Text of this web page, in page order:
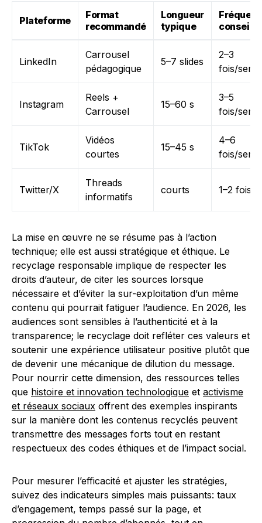
Plateforme
Format
recommandé
Longueur
typique
LinkedIn
Carrousel
pédagogique
5–7 slides
2–3
fois/
Instagram
Reels +
Carrousel
15–60 s
3–5
fois/
TikTok
Vidéos
courtes
15–45 s
4–6
fois/
Twitter/X
Threads
informatifs
courts 1–2 fois/
La mise en œuvre ne se résume pas à l’action
technique; elle est aussi stratégique et éthique. Le
recyclage responsable implique de respecter les
droits d’auteur, de citer les sources lorsque
nécessaire et d’éviter la sur-exploitation d’un même
contenu qui pourrait fatiguer l’audience. En 2026, les
audiences sont sensibles à l’authenticité et à la
transparence; le recyclage doit refléter ces valeurs et
soutenir une expérience utilisateur positive plutôt que
de devenir une mécanique de dilution du message.
Pour nourrir cette dimension, des ressources telles
que histoire et innovation technologique et activisme
et réseaux sociaux offrent des exemples inspirants
sur la manière dont les contenus recyclés peuvent
transmettre des messages forts tout en restant
respectueux des codes éthiques et de l’impact social.
Pour mesurer l’efficacité et ajuster les stratégies,
suivez des indicateurs simples mais puissants: taux
d’engagement, temps passé sur la page, et